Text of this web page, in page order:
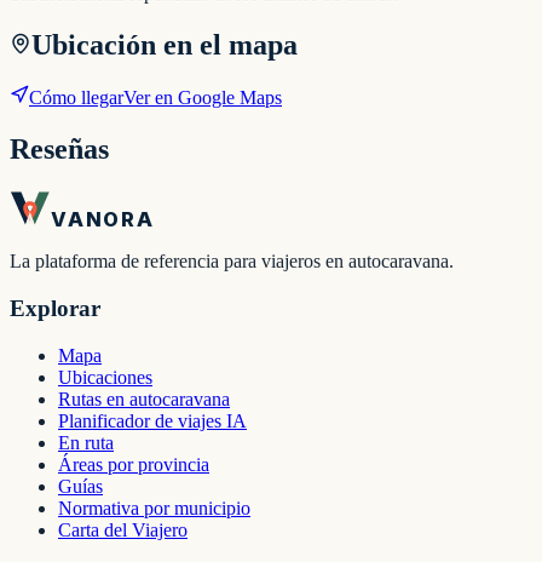
Ubicación en el mapa
Cómo llegarVer en Google Maps
Reseñas
VANORA
La plataforma de referencia para viajeros en autocaravana.
Explorar
Mapa
Ubicaciones
Rutas en autocaravana
Planificador de viajes IA
En ruta
Áreas por provincia
Guías
Normativa por municipio
Carta del Viajero